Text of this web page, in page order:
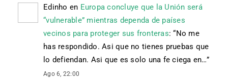
Edinho en Europa concluye que la Unión será
“vulnerable” mientras dependa de países
vecinos para proteger sus fronteras: “No me
has respondido. Asi que no tienes pruebas que
lo defiendan. Asi que es solo una fe ciega en…”
Ago 6, 22:00